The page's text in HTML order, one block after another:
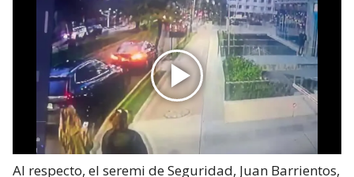
Al respecto, el seremi de Seguridad, Juan Barrientos,